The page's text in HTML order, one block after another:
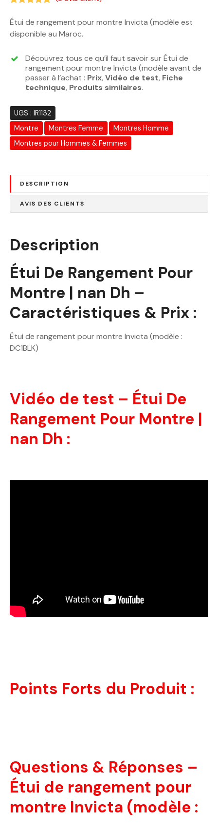
Étui de rangement pour montre Invicta (modèle est
disponible au Maroc.
Découvrez tous ce qu’il faut savoir sur Étui de
rangement pour montre Invicta (modèle avant de
passer à l’achat : Prix, Vidéo de test, Fiche
technique, Produits similaires.
UGS : IR1132
Montre
Montres Femme
Montres Homme
Montres pour Hommes & Femmes
DESCRIPTION
AVIS DES CLIENTS
Description
Étui De Rangement Pour
Montre | nan Dh –
Caractéristiques & Prix :
Étui de rangement pour montre Invicta (modèle :
DC1BLK)
Vidéo de test – Étui De
Rangement Pour Montre |
nan Dh :
Points Forts du Produit :
Questions & Réponses –
Étui de rangement pour
montre Invicta (modèle :